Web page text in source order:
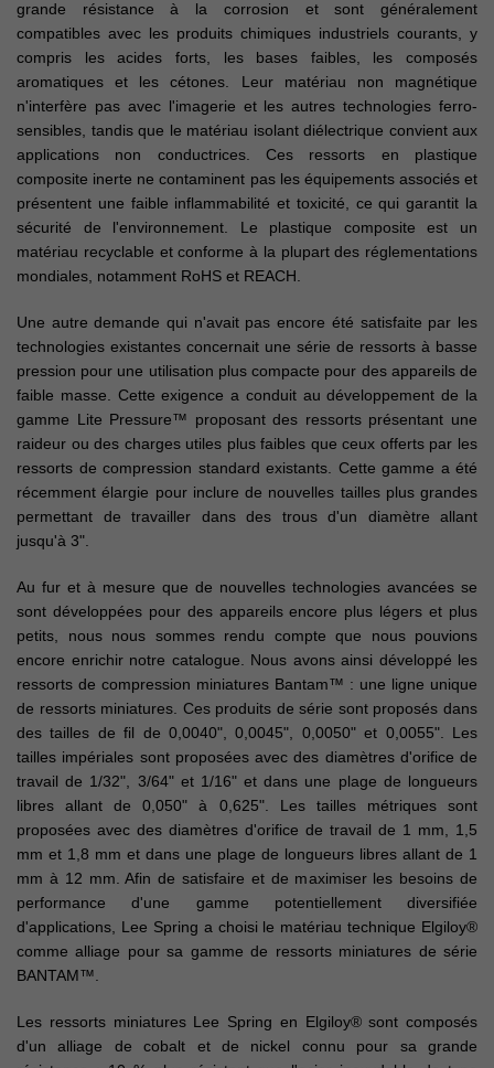
grande résistance à la corrosion et sont généralement
compatibles avec les produits chimiques industriels courants, y
compris les acides forts, les bases faibles, les composés
aromatiques et les cétones. Leur matériau non magnétique
n'interfère pas avec l'imagerie et les autres technologies ferro-
sensibles, tandis que le matériau isolant diélectrique convient aux
applications non conductrices. Ces ressorts en plastique
composite inerte ne contaminent pas les équipements associés et
présentent une faible inflammabilité et toxicité, ce qui garantit la
sécurité de l'environnement. Le plastique composite est un
matériau recyclable et conforme à la plupart des réglementations
mondiales, notamment RoHS et REACH.
Une autre demande qui n'avait pas encore été satisfaite par les
technologies existantes concernait une série de ressorts à basse
pression pour une utilisation plus compacte pour des appareils de
faible masse. Cette exigence a conduit au développement de la
gamme Lite Pressure™ proposant des ressorts présentant une
raideur ou des charges utiles plus faibles que ceux offerts par les
ressorts de compression standard existants. Cette gamme a été
récemment élargie pour inclure de nouvelles tailles plus grandes
permettant de travailler dans des trous d'un diamètre allant
jusqu'à 3".
Au fur et à mesure que de nouvelles technologies avancées se
sont développées pour des appareils encore plus légers et plus
petits, nous nous sommes rendu compte que nous pouvions
encore enrichir notre catalogue. Nous avons ainsi développé les
ressorts de compression miniatures Bantam™ : une ligne unique
de ressorts miniatures. Ces produits de série sont proposés dans
des tailles de fil de 0,0040", 0,0045", 0,0050" et 0,0055". Les
tailles impériales sont proposées avec des diamètres d'orifice de
travail de 1/32", 3/64" et 1/16" et dans une plage de longueurs
libres allant de 0,050" à 0,625". Les tailles métriques sont
proposées avec des diamètres d'orifice de travail de 1 mm, 1,5
mm et 1,8 mm et dans une plage de longueurs libres allant de 1
mm à 12 mm. Afin de satisfaire et de maximiser les besoins de
performance d'une gamme potentiellement diversifiée
d'applications, Lee Spring a choisi le matériau technique Elgiloy®
comme alliage pour sa gamme de ressorts miniatures de série
BANTAM™.
Les ressorts miniatures Lee Spring en Elgiloy® sont composés
d'un alliage de cobalt et de nickel connu pour sa grande